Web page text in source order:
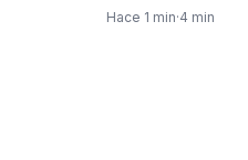
ceremonia
Hace 1 min·4 min